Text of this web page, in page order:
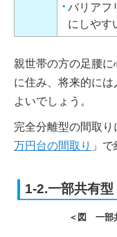
バリアフ
にしやす
親世帯の方の足腰
に住み、将来的に
よいでしょう。
完全分離型の間取り
万円台の間取り 」
1-2.一部共有型
＜図 一部